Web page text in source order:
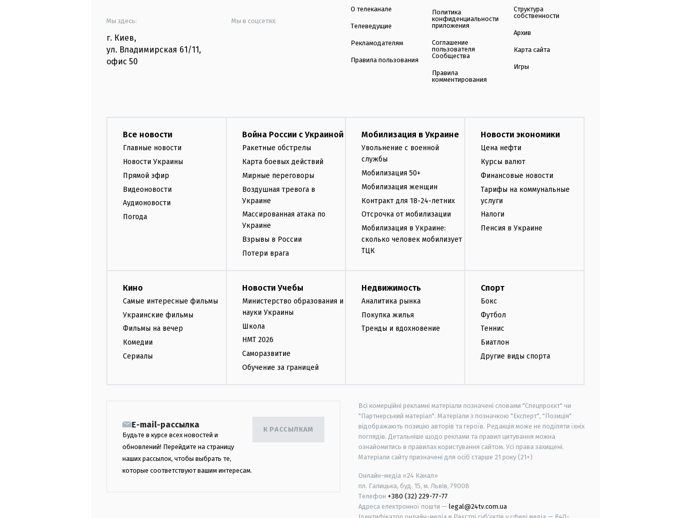
Мы здесь:
г. Киев,
ул. Владимирская 61/11,
офис 50
Мы в соцсетях:
О телеканале
Телеведущие
Рекламодателям
Правила пользования
Политика
конфиденциальности
приложения
Соглашение
пользователя
Сообщества
Правила
комментирования
Структура
собственности
Архив
Карта сайта
Игры
Все новости
Главные новости
Новости Украины
Прямой эфир
Видеоновости
Аудионовости
Погода
Война России с Украиной
Ракетные обстрелы
Карта боевых действий
Мирные переговоры
Воздушная тревога в
Украине
Массированная атака по
Украине
Взрывы в России
Потери врага
Мобилизация в Украине
Увольнение с военной
службы
Мобилизация 50+
Мобилизация женщин
Контракт для 18-24-летних
Отсрочка от мобилизации
Мобилизация в Украине:
сколько человек мобилизует
ТЦК
Новости экономики
Цена нефти
Курсы валют
Финансовые новости
Тарифы на коммунальные
услуги
Налоги
Пенсия в Украине
Кино
Самые интересные фильмы
Украинские фильмы
Фильмы на вечер
Комедии
Сериалы
Новости Учебы
Министерство образования и
науки Украины
Школа
НМТ 2026
Саморазвитие
Обучение за границей
Недвижимость
Аналитика рынка
Покупка жилья
Тренды и вдохновение
Спорт
Бокс
Футбол
Теннис
Биатлон
Другие виды спорта
E-mail-рассылка
Будьте в курсе всех новостей и
обновлений! Перейдите на страницу
наших рассылок, чтобы выбрать те,
которые соответствуют вашим интересам.
К РАССЫЛКАМ
Всі комерційні рекламні матеріали позначені словами "Спецпроєкт" чи
"Партнерський матеріал". Матеріали з позначкою "Експерт", "Позиція"
відображають позицію авторів та героїв. Редакція може не поділяти їхніх
поглядів. Детальніше щодо реклами та правил цитування можна
ознайомитись в правилах користування сайтом. Усі права захищені.
Матеріали сайту призначені для осіб старше 21 року (21+)
Онлайн-медіа «24 Канал»
пл. Галицька, буд. 15, м. Львів, 79008
Телефон +380 (32) 229-77-77
Адреса електронної пошти — legal@24tv.com.ua